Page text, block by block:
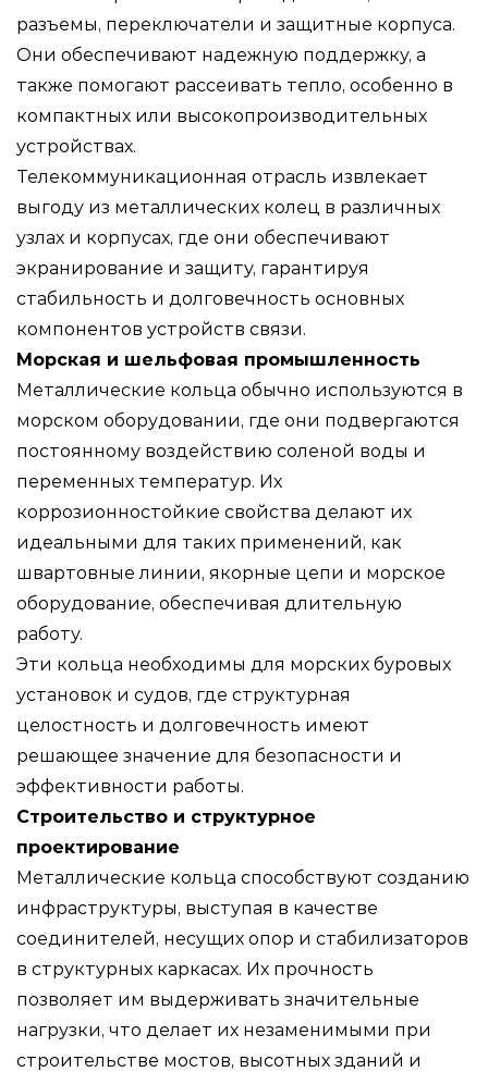
разъемы, переключатели и защитные корпуса.
Они обеспечивают надежную поддержку, а
также помогают рассеивать тепло, особенно в
компактных или высокопроизводительных
устройствах.
Телекоммуникационная отрасль извлекает
выгоду из металлических колец в различных
узлах и корпусах, где они обеспечивают
экранирование и защиту, гарантируя
стабильность и долговечность основных
компонентов устройств связи.
Морская и шельфовая промышленность
Металлические кольца обычно используются в
морском оборудовании, где они подвергаются
постоянному воздействию соленой воды и
переменных температур. Их
коррозионностойкие свойства делают их
идеальными для таких применений, как
швартовные линии, якорные цепи и морское
оборудование, обеспечивая длительную
работу.
Эти кольца необходимы для морских буровых
установок и судов, где структурная
целостность и долговечность имеют
решающее значение для безопасности и
эффективности работы.
Строительство и структурное
проектирование
Металлические кольца способствуют созданию
инфраструктуры, выступая в качестве
соединителей, несущих опор и стабилизаторов
в структурных каркасах. Их прочность
позволяет им выдерживать значительные
нагрузки, что делает их незаменимыми при
строительстве мостов, высотных зданий и